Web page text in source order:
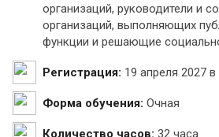
организаций, руководители и
организаций, выполняющих
функции и решающие
Регистрация: 19 апреля 2027 в
Форма обучения: Очная
Количество часов: 32 часа